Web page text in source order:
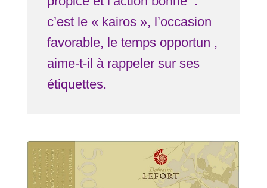
c’est le « kairos », l’occasion
favorable, le temps opportun ,
aime-t-il à rappeler sur ses
étiquettes.